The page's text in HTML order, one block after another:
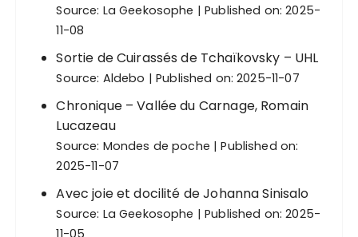
Source: La Geekosophe
Published on: 2025-
11-08
Sortie de Cuirassés de Tchaïkovsky – UHL
Source: Aldebo Published on: 2025-11-07
Chronique – Vallée du Carnage, Romain
Lucazeau
Source: Mondes de poche
Published on:
2025-11-07
Avec joie et docilité de Johanna Sinisalo
Source: La Geekosophe
Published on: 2025-
11-05